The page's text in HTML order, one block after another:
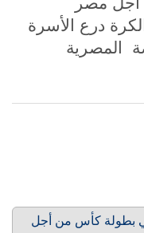
درع الأسرة
المصرية
بطولة كأس من أجل